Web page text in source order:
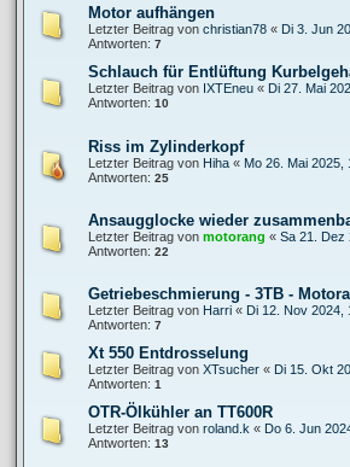
Motor aufhängen
Letzter Beitrag von christian78 « Di 3. Jun
Antworten: 7
Schlauch für Entlüftung
Letzter Beitrag von IXTEneu « Di 27. Mai
Antworten: 10
Riss im Zylinderkopf
Letzter Beitrag von Hiha « Mo 26. Mai 2025,
Antworten: 25
Ansaugglocke wieder
Letzter Beitrag von motorang « Sa 21. Dez
Antworten: 22
Getriebeschmierung - 3TB -
Letzter Beitrag von Harri « Di 12. Nov 2024,
Antworten: 7
Xt 550 Entdrosselung
Letzter Beitrag von XTsucher « Di 15. Okt
Antworten: 1
OTR-Ölkühler an TT600R
Letzter Beitrag von roland.k « Do 6. Jun
Antworten: 13